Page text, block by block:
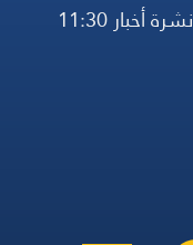
نشرة أخبار 11:30